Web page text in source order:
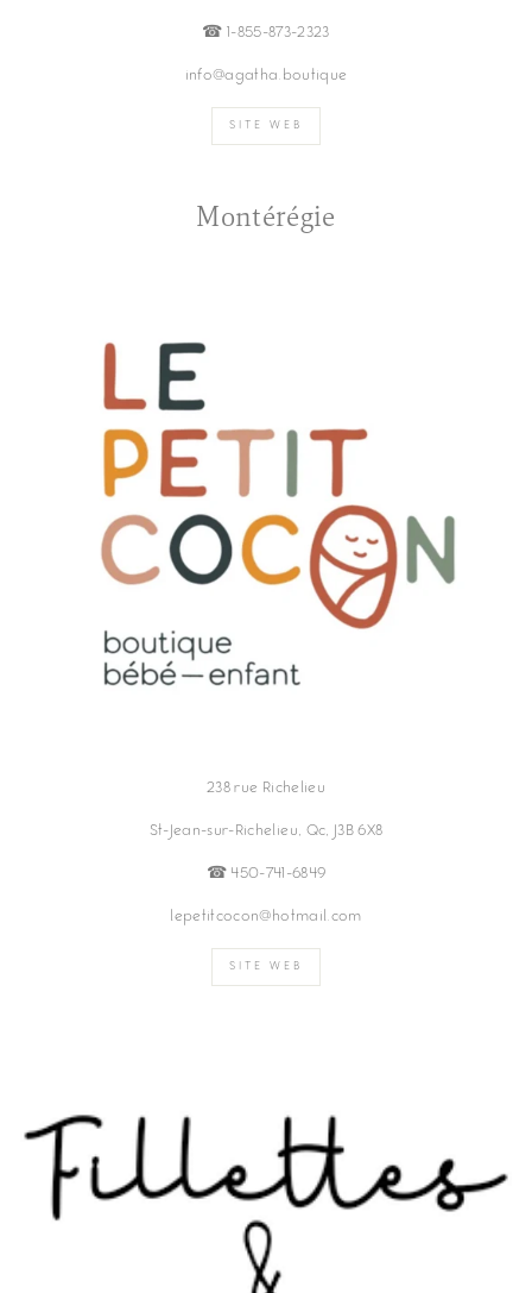
☎︎ 1-855-873-2323
info@agatha.boutique
SITE WEB
Montérégie
238 rue Richelieu
St-Jean-sur-Richelieu, Qc, J3B 6X8
☎︎ 450-741-6849
lepetitcocon@hotmail.com
SITE WEB